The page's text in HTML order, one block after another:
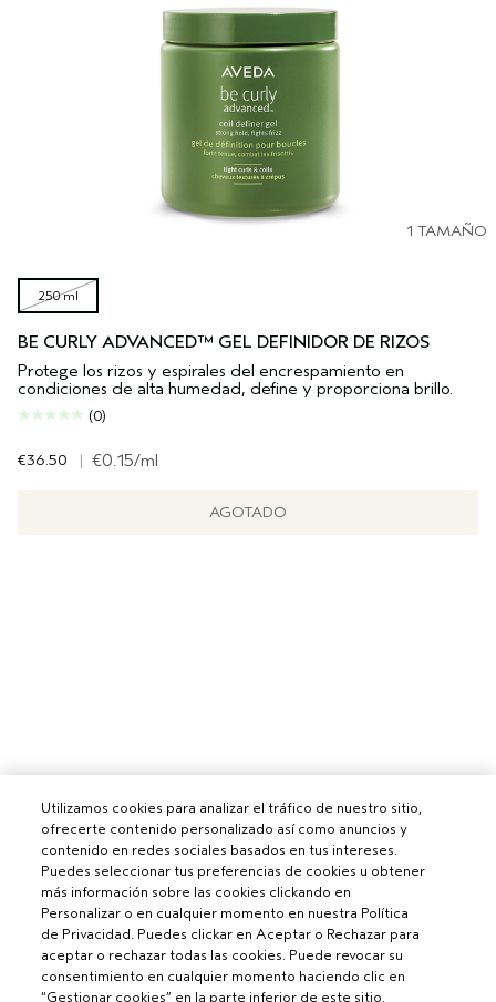
1 TAMAÑO
250 ml
BE CURLY ADVANCED™ GEL DEFINIDOR DE RIZOS
Protege los rizos y espirales del encrespamiento en
condiciones de alta humedad, define y proporciona brillo.
(0)
€36.50 | €0.15/ml
AGOTADO
Utilizamos cookies para analizar el tráfico de nuestro sitio,
ofrecerte contenido personalizado así como anuncios y
contenido en redes sociales basados en tus intereses.
Puedes seleccionar tus preferencias de cookies u obtener
más información sobre las cookies clickando en
Personalizar o en cualquier momento en nuestra Política
de Privacidad. Puedes clickar en Aceptar o Rechazar para
aceptar o rechazar todas las cookies. Puede revocar su
consentimiento en cualquier momento haciendo clic en
“Gestionar cookies” en la parte inferior de este sitio.